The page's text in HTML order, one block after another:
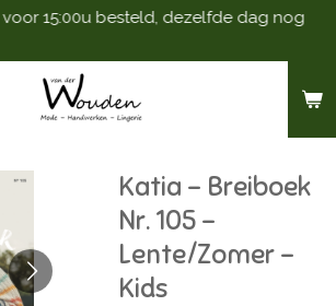
15:00u besteld, dezelfde dag nog
Katia - Breiboek
Nr. 105 -
Lente/Zomer -
Kids